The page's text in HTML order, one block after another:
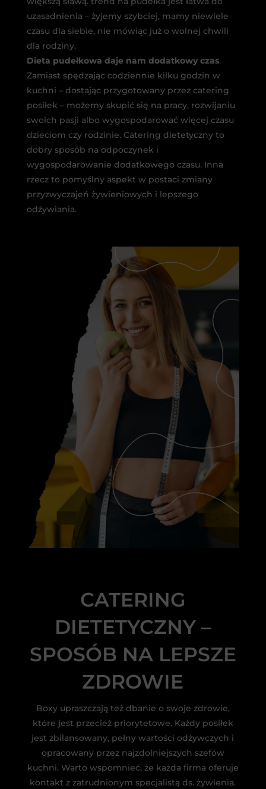
uzasadnienia – żyjemy szybciej, mamy niewiele
czasu dla siebie, nie mówiąc już o wolnej chwili
dla rodziny.
Dieta pudełkowa daje nam dodatkowy czas.
Zamiast spędzając codziennie kilku godzin w
kuchni – dostając przygotowany przez catering
posiłek – możemy skupić się na pracy, rozwijaniu
swoich pasji albo wygospodarować więcej czasu
dzieciom czy rodzinie. Catering dietetyczny to
dobry sposób na odpoczynek i
wygospodarowanie dodatkowego czasu. Inna
rzecz to pomyślny aspekt w postaci zmiany
przyzwyczajeń żywieniowych i lepszego
odżywiania.
CATERING
DIETETYCZNY –
SPOSÓB NA LEPSZE
ZDROWIE
Boxy upraszczają też dbanie o swoje zdrowie,
które jest przecież priorytetowe. Każdy posiłek
jest zbilansowany, pełny wartości odżywczych i
opracowany przez najzdolniejszych szefów
kuchni. Warto wspomnieć, że każda firma oferuje
kontakt z zatrudnionym specjalistą ds. żywienia.